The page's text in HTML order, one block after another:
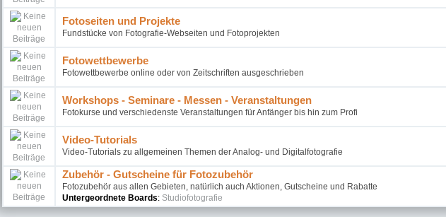
Fotoseiten und Projekte
Fundstücke von Fotografie-Webseiten und Fotoprojekten
Fotowettbewerbe
Fotowettbewerbe online oder von Zeitschriften ausgeschrieben
Workshops - Seminare - Messen - Veranstaltungen
Fotokurse und verschiedenste Veranstaltungen für Anfänger bis hin zum Profi
Video-Tutorials
Video-Tutorials zu allgemeinen Themen der Analog- und Digitalfotografie
Zubehör - Gutscheine für Fotozubehör
Fotozubehör aus allen Gebieten, natürlich auch Aktionen, Gutscheine und Rabatte
Untergeordnete Boards: Studiofotografie